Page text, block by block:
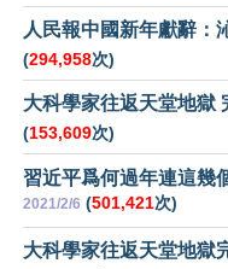
人民報中國新年獻辭：
(294,958次)
大科學家往返天堂地獄
(153,609次)
習近平爲何過年連這幾
2021/2/6 (501,421次)
大科學家往返天堂地獄